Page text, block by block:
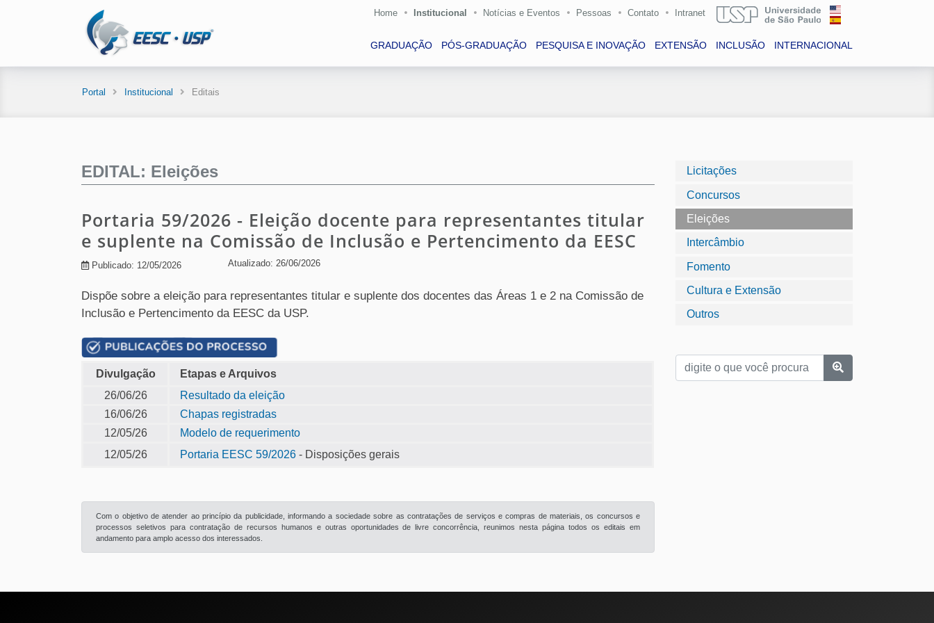
Home Institucional Notícias e Eventos Pessoas Contato Intranet
GRADUAÇÃO PÓS-GRADUAÇÃO PESQUISA E INOVAÇÃO EXTENSÃO INCLUSÃO INTERNACIONAL
Portal Institucional Editais
Licitações
Concursos
Eleições
Intercâmbio
Fomento
Cultura e Extensão
Outros
EDITAL: Eleições
Portaria 59/2026 - Eleição docente para representantes titular
e suplente na Comissão de Inclusão e Pertencimento da EESC
Publicado: 12/05/2026 Atualizado: 26/06/2026
Dispõe sobre a eleição para representantes titular e suplente dos docentes das Áreas 1 e 2 na Comissão de
Inclusão e Pertencimento da EESC da USP.
Divulgação
Etapas e Arquivos
26/06/26
Resultado da eleição
16/06/26
Chapas registradas
12/05/26
Modelo de requerimento
12/05/26
Portaria EESC 59/2026 - Disposições gerais
Com o objetivo de atender ao princípio da publicidade, informando a sociedade sobre as contratações de serviços e compras de materiais, os concursos e
processos seletivos para contratação de recursos humanos e outras oportunidades de livre concorrência, reunimos nesta página todos os editais em
andamento para amplo acesso dos interessados.